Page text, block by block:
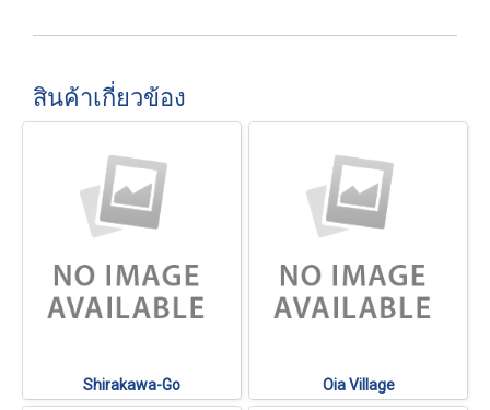
สินค้าเกี่ยวข้อง
Shirakawa-Go Oia Village